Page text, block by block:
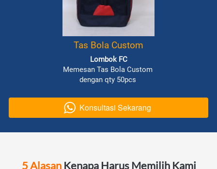
Tas Bola Custom
Lombok FC
Memesan Tas Bola Custom
dengan qty 50pcs
` Konsultasi Sekarang
5 Alasan Kenapa Harus Memilih Kami